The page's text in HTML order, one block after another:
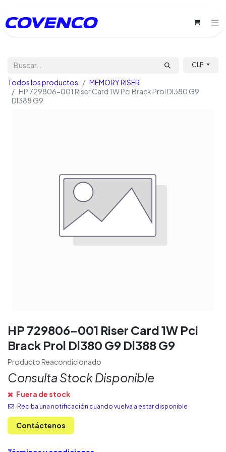
CLP
Todos los productos
MEMORY RISER
HP 729806-001 Riser Card 1W Pci Brack Prol Dl380 G9
Dl388 G9
HP 729806-001 Riser Card 1W Pci
Brack Prol Dl380 G9 Dl388 G9
Producto Reacondicionado
Consulta Stock Disponible
Fuera de stock
Reciba una notificación cuando vuelva a estar disponible
Contáctenos